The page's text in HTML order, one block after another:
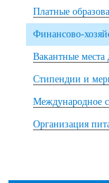
Платные
Финансово-
Вакантные
Стипендии и
Международное
Организация